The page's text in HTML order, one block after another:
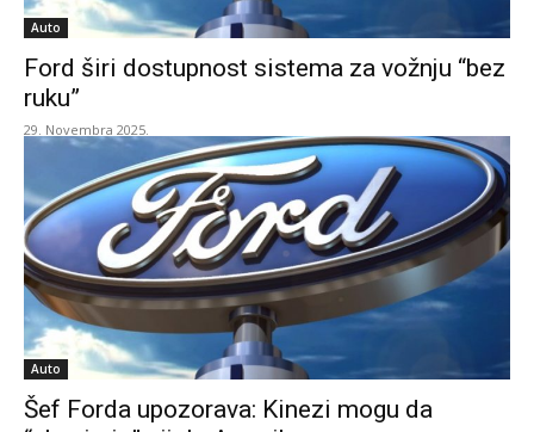
Auto
Ford širi dostupnost sistema za vožnju “bez
ruku”
29. Novembra 2025.
Auto
Šef Forda upozorava: Kinezi mogu da